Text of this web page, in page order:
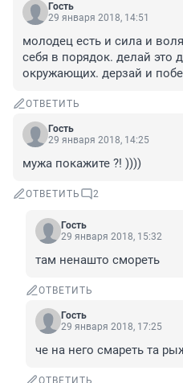
Гость
29 января 2018, 14:51
молодец есть и сила и
себя в порядок. делай это
окружающих. дерзай и
ОТВЕТИТЬ
Гость
29 января 2018, 14:25
мужа покажите ?! ))))
ОТВЕТИТЬ 2
Гость
29 января 2018, 15:32
там ненашто смореть
ОТВЕТИТЬ
Гость
29 января 2018, 17:25
че на него смареть та
ОТВЕТИТЬ